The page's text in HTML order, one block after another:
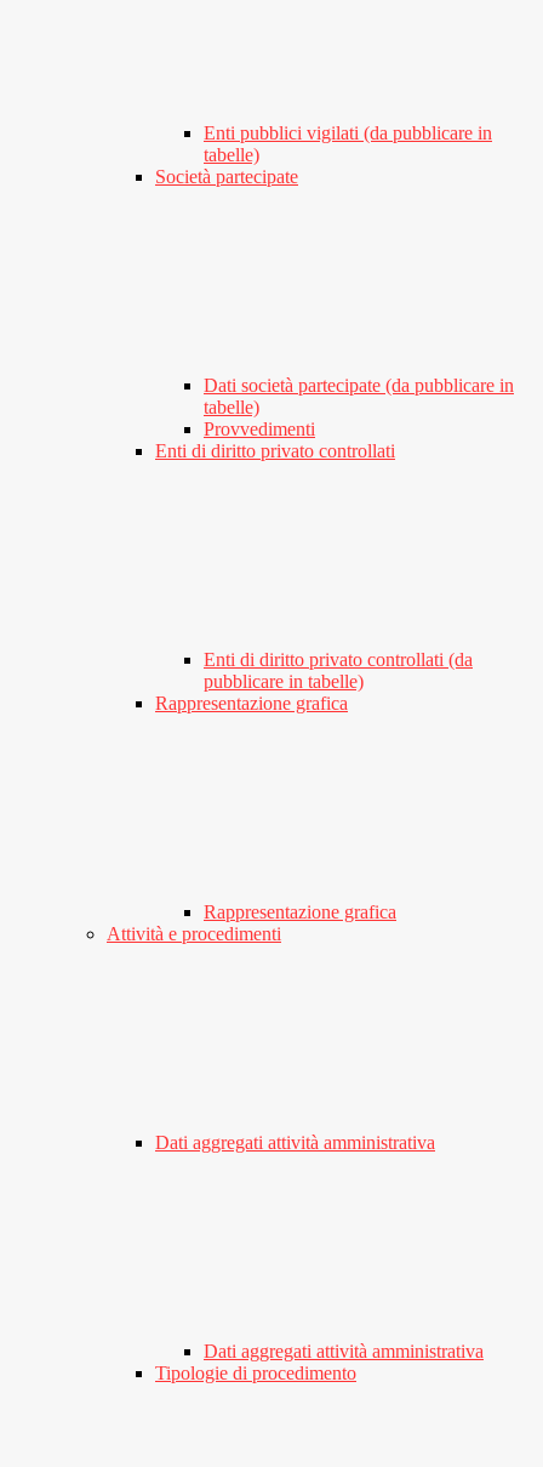
Enti pubblici vigilati (da pubblicare in
tabelle)
Società partecipate
Dati società partecipate (da pubblicare in
tabelle)
Provvedimenti
Enti di diritto privato controllati
Enti di diritto privato controllati (da
pubblicare in tabelle)
Rappresentazione grafica
Rappresentazione grafica
Attività e procedimenti
Dati aggregati attività amministrativa
Dati aggregati attività amministrativa
Tipologie di procedimento